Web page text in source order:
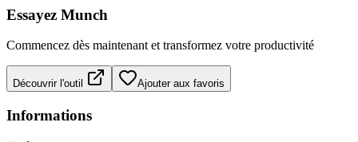
Essayez Munch
Commencez dès maintenant et transformez votre productivité
Découvrir l'outil Ajouter aux favoris
Informations